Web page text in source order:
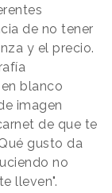
de no tener
y el precio.
blanco
imagen
de que te
gusto da
no
lleven".